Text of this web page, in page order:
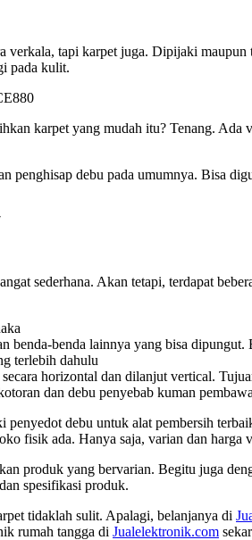
verkala, tapi karpet juga. Dipijaki
pada kulit.
karpet yang mudah itu? Tenang.
penghisap debu pada umumnya. Bisa
sederhana. Akan tetapi, terdapat
benda-benda lainnya yang bisa
terlebih dahulu
horizontal dan dilanjut vertical.
dan debu penyebab kuman
penyedot debu untuk alat pembersih
fisik ada. Hanya saja, varian dan harga
produk yang bervarian. Begitu juga
spesifikasi produk.
tidaklah sulit. Apalagi, belanjanya di
rumah tangga di Jualelektronik.com